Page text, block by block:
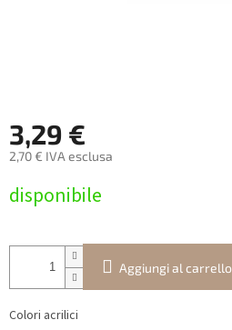
3,29 €
2,70 € IVA esclusa
della
disponibile
Aggiungi al carrello
Colori acrilici